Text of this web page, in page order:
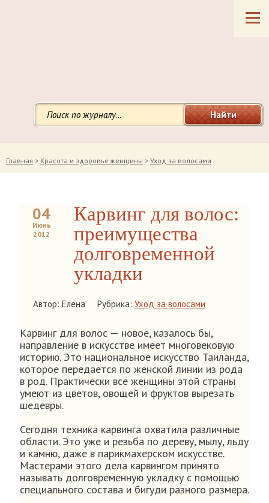
Найти
Главная > Красота и здоровье женщины > Уход за волосами
04
Июнь
2012
Карвинг для волос:
преимущества
долговременной
укладки
Автор: Елена Рубрика: Уход за волосами
Карвинг для волос — новое, казалось бы,
направление в искусстве имеет многовековую
историю. Это национальное искусство Таиланда,
которое передается по женской линии из рода
в род. Практически все женщины этой страны
умеют из цветов, овощей и фруктов вырезать
шедевры.
Сегодня техника карвинга охватила различные
области. Это уже и резьба по дереву, мылу, льду
и камню, даже в парикмахерском искусстве.
Мастерами этого дела карвингом принято
называть долговременную укладку с помощью
специального состава и бигуди разного размера.